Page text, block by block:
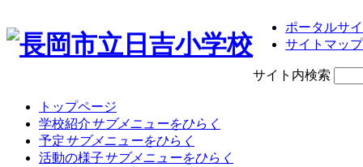
ポータルサ
サイトマップ
サイト内検索
トップページ
学校紹介サブメニューをひらく
予定サブメニューをひらく
活動の様子サブメニューをひらく